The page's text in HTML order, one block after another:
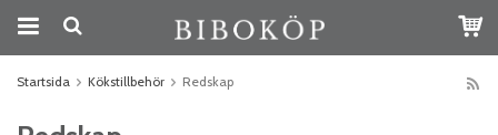
Startsida Kökstillbehör Redskap